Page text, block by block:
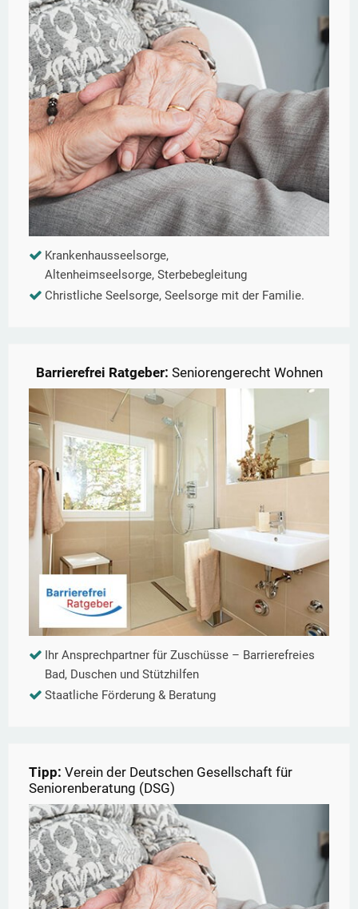
Krankenhausseelsorge,
Altenheimseelsorge, Sterbebegleitung
Christliche Seelsorge, Seelsorge mit der Familie.
Barrierefrei Ratgeber: Seniorengerecht Wohnen
Ihr Ansprechpartner für Zuschüsse – Barrierefreies
Bad, Duschen und Stützhilfen
Staatliche Förderung & Beratung
Tipp: Verein der Deutschen Gesellschaft für
Seniorenberatung (DSG)